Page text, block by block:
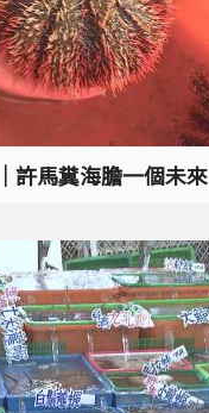
許馬糞海膽一個未來